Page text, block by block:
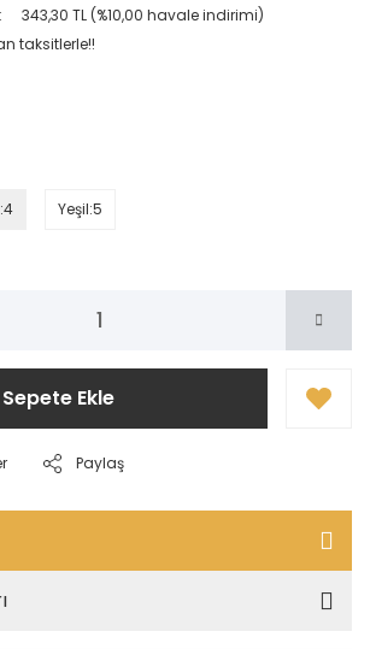
343,30 TL (%10,00 havale indirimi)
taksitlerle!!
Yeşil:5
Sepete Ekle
Paylaş